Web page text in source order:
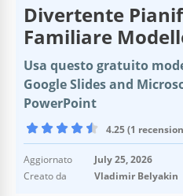
Divertente
Familiare
Usa questo gratuito
Google Slides and
PowerPoint
4.25 (1
Aggiornato
July 25, 2026
Creato da
Vladimir Belyakin